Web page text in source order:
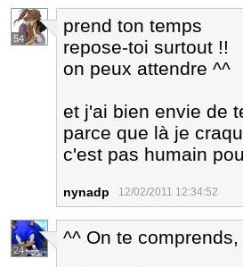
54
prend ton temps
repose-toi surtout !!
on peux attendre ^^
et j'ai bien envie de
parce que là je
c'est pas humain
nynadp 12/02/2011 12:34:52
24
^^ On te